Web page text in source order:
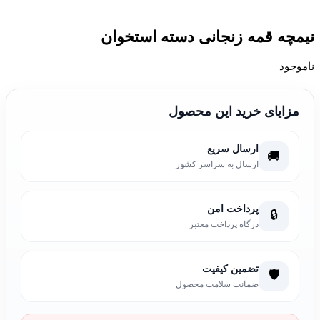
نیمچه قمه زنجانی دسته استخوان
ناموجود
مزایای خرید این محصول
🚚 ارسال سریع
ارسال به سراسر کشور
🔒 پرداخت امن
درگاه پرداخت معتبر
🛡️ تضمین کیفیت
ضمانت سلامت محصول